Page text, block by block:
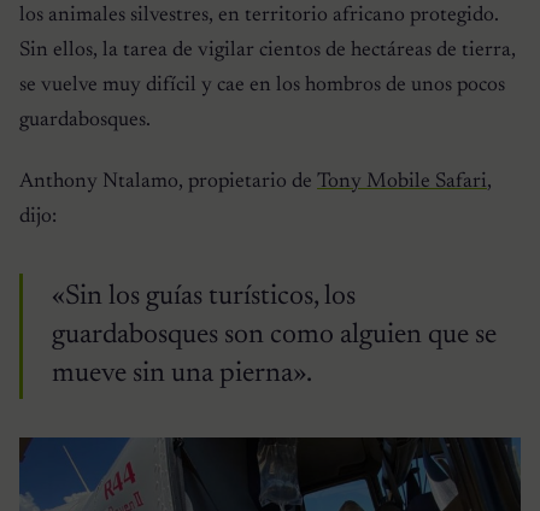
los animales silvestres, en territorio africano protegido.
Sin ellos, la tarea de vigilar cientos de hectáreas de tierra,
se vuelve muy difícil y cae en los hombros de unos pocos
guardabosques.
Anthony Ntalamo, propietario de Tony Mobile Safari,
dijo:
«Sin los guías turísticos, los
guardabosques son como alguien que se
mueve sin una pierna».